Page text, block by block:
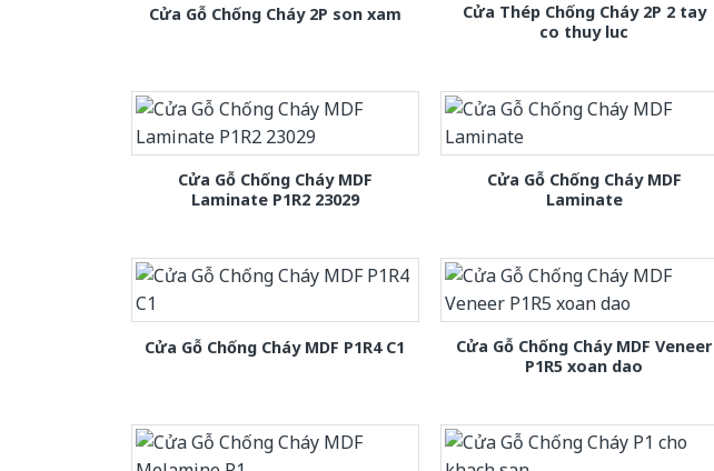
Cửa Gỗ Chống Cháy 2P son xam
Cửa Thép Chống Cháy 2P 2 tay
co thuy luc
Cửa Gỗ Chống Cháy MDF
Laminate P1R2 23029
Cửa Gỗ Chống Cháy MDF
Laminate
Cửa Gỗ Chống Cháy MDF P1R4 C1
Cửa Gỗ Chống Cháy MDF Veneer
P1R5 xoan dao